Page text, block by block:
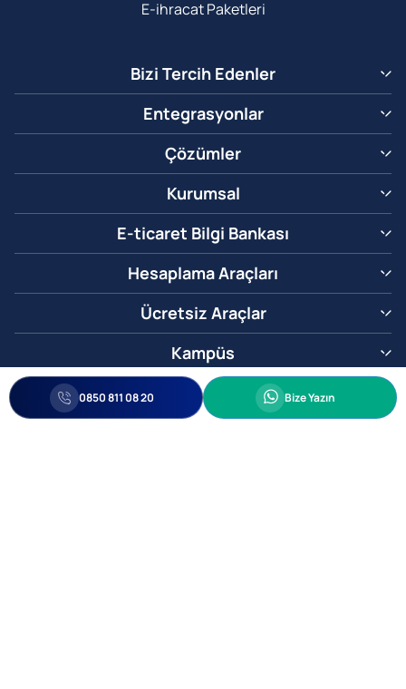
E-ihracat Paketleri
Bizi Tercih Edenler
Entegrasyonlar
Çözümler
Kurumsal
E-ticaret Bilgi Bankası
Hesaplama Araçları
Ücretsiz Araçlar
Kampüs
0850 811 08 20 Whatsapp
Bize Yazın
0850 811 08 20